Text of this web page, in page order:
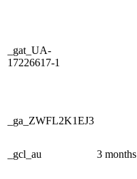
_gat_UA-
17226617-1
_ga_ZWFL2K1EJ3
_gcl_au 3 months